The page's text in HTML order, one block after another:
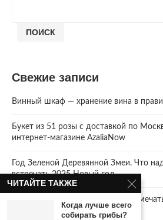
ПОИСК
Свежие записи
Винный шкаф — хранение вина в
Букет из 51 розы с доставкой по
интернет-магазине AzaliaNow
Год Зеленой Деревянной Змеи. Что
встречать 2025 Новый год.
2025 год. Где и как правильно
Деревянной Змеи
ЧИТАЙТЕ ТАКЖЕ
Когда лучше всего
собирать грибы?